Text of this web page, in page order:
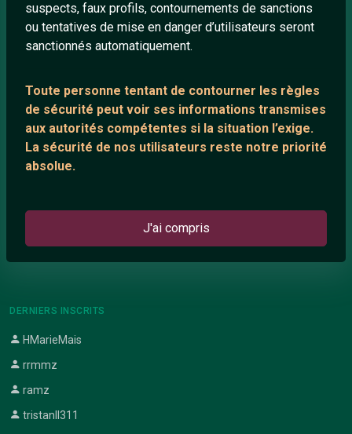
suspects, faux profils, contournements de sanctions
ou tentatives de mise en danger d’utilisateurs seront
sanctionnés automatiquement.
Toute personne tentant de contourner les règles
de sécurité peut voir ses informations transmises
aux autorités compétentes si la situation l’exige.
La sécurité de nos utilisateurs reste notre priorité
absolue.
J'ai compris
ANNEXE
Support IRC
ARTICLES RÉCENTS
Témoignage de nathanaelle
DERNIERS INSCRITS
HMarieMais
rrmmz
ramz
tristanll311